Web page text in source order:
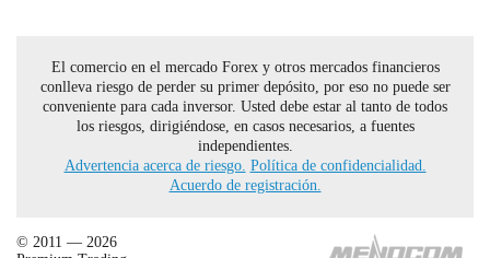
El comercio en el mercado Forex y otros mercados financieros
conlleva riesgo de perder su primer depósito, por eso no puede ser
conveniente para cada inversor. Usted debe estar al tanto de todos
los riesgos, dirigiéndose, en casos necesarios, a fuentes
independientes.
Advertencia acerca de riesgo. Política de confidencialidad.
Acuerdo de registración.
© 2011 — 2026